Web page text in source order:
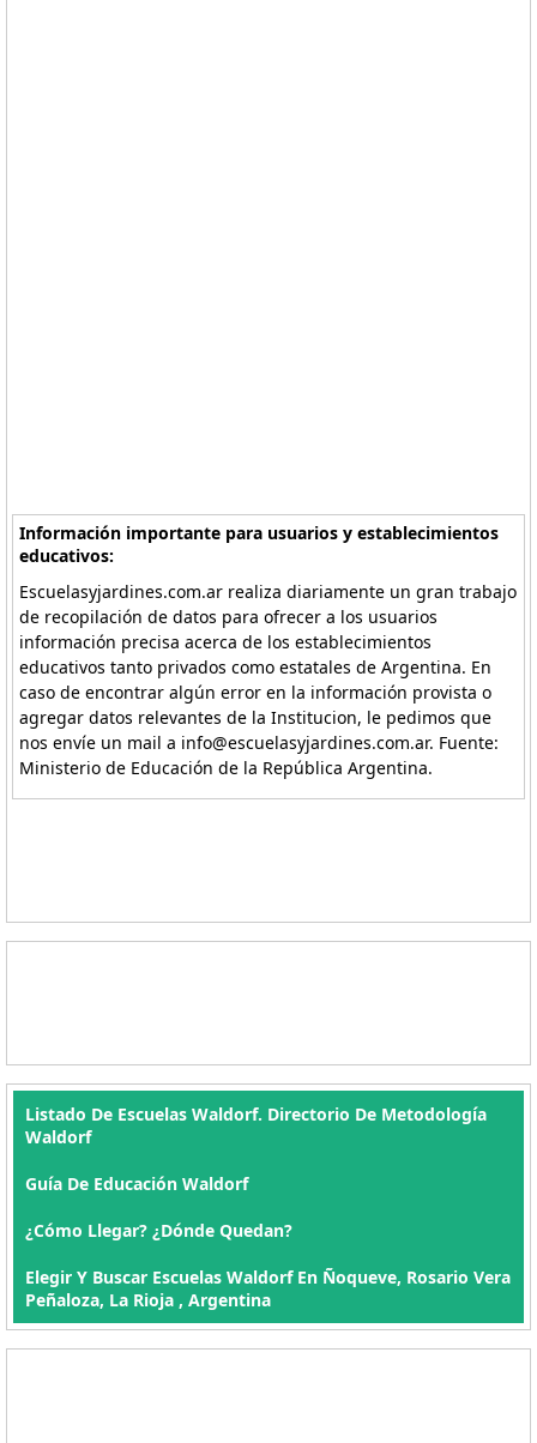
Información importante para usuarios y establecimientos
educativos:
Escuelasyjardines.com.ar realiza diariamente un gran trabajo
de recopilación de datos para ofrecer a los usuarios
información precisa acerca de los establecimientos
educativos tanto privados como estatales de Argentina. En
caso de encontrar algún error en la información provista o
agregar datos relevantes de la Institucion, le pedimos que
nos envíe un mail a info@escuelasyjardines.com.ar. Fuente:
Ministerio de Educación de la República Argentina.
Listado De Escuelas Waldorf. Directorio De Metodología
Waldorf
Guía De Educación Waldorf
¿Cómo Llegar? ¿Dónde Quedan?
Elegir Y Buscar Escuelas Waldorf En Ñoqueve, Rosario Vera
Peñaloza, La Rioja , Argentina